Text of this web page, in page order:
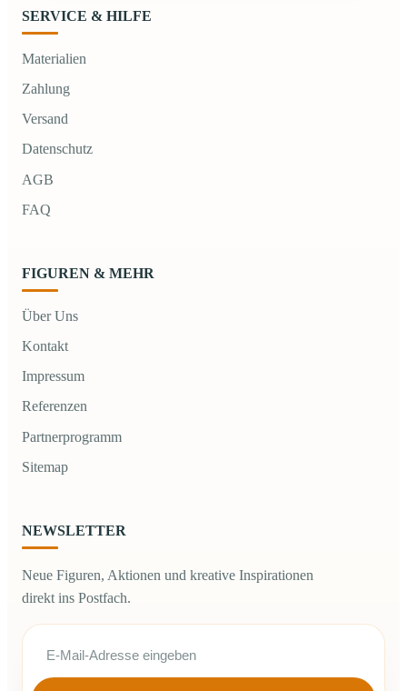
SERVICE & HILFE
Materialien
Zahlung
Versand
Datenschutz
AGB
FAQ
FIGUREN & MEHR
Über Uns
Kontakt
Impressum
Referenzen
Partnerprogramm
Sitemap
NEWSLETTER
Neue Figuren, Aktionen und kreative Inspirationen
direkt ins Postfach.